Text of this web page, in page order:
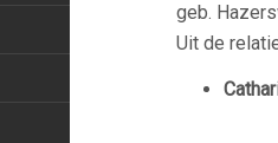
geb.
Uit de